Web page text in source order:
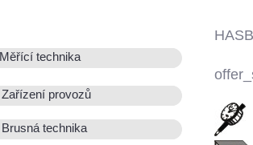
Měřící technika
Zařízení provozů
Brusná technika